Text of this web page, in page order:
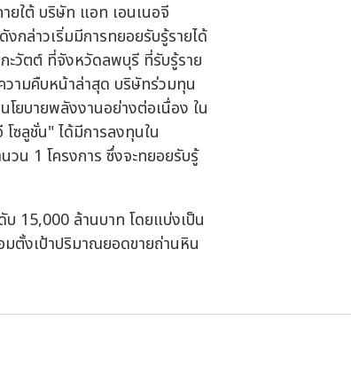
ยใต้ บริษัท แอท เอนเนอจี
กล่าวเริ่มมีการทยอยรับรู้รายได้
ะวัตต์ ที่จังหวัดลพบุรี ที่รับรู้ราย
วามคืบหน้าล่าสุด บริษัทร่วมทุน
โยบายพลังงานอย่างต่อเนื่อง ใน
ซลูชั่น" ได้มีการลงทุนใน
วน 1 โครงการ ซึ่งจะทยอยรับรู้
บ 15,000 ล้านบาท โดยแบ่งเป็น
ตั้งเป้าปริมาณยอดขายถ่านหิน